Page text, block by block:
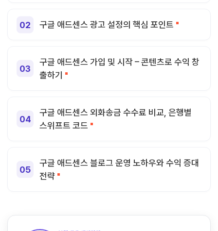
구글 애드센스 광고 설정의 핵심 포인트
구글 애드센스 가입 및 시작 – 콘텐츠로 수익 창
출하기
구글 애드센스 외화송금 수수료 비교, 은행별
스위프트 코드
구글 애드센스 블로그 운영 노하우와 수익 증대
전략